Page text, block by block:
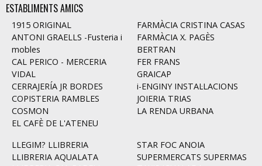
ESTABLIMENTS AMICS
1915 ORIGINAL
ANTONI GRAELLS -Fusteria i
mobles
CAL PERICO - MERCERIA
VIDAL
CERRAJERÍA JR BORDES
COPISTERIA RAMBLES
COSMON
EL CAFÈ DE L'ATENEU
FARMÀCIA CRISTINA CASAS
FARMÀCIA X. PAGÈS
BERTRAN
FER FRANS
GRAICAP
i-ENGINY INSTAL·LACIONS
JOIERIA TRIAS
LA RENDA URBANA
LLEGIM? LLIBRERIA
LLIBRERIA AQUALATA
STAR FOC ANOIA
SUPERMERCATS SUPERMAS